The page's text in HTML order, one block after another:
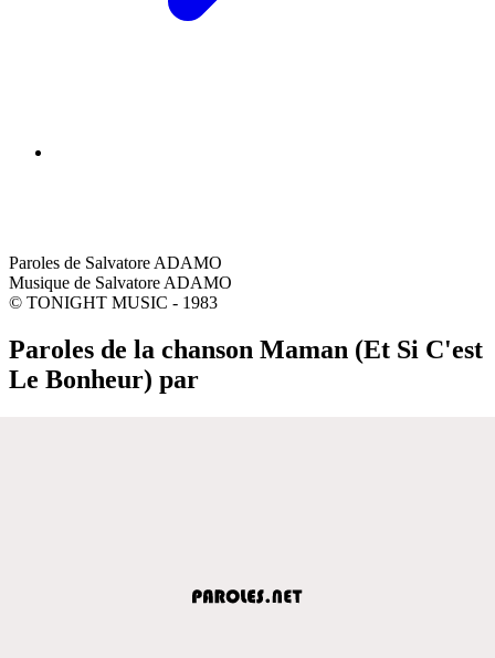
Paroles de Salvatore ADAMO
Musique de Salvatore ADAMO
© TONIGHT MUSIC - 1983
Paroles de la chanson Maman (Et Si C'est
Le Bonheur) par